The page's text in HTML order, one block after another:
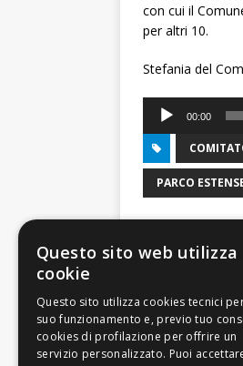
con cui il
per altri 10.
Stefania del
Audio
Player
00:00
PARCO
ARTICOLO
ARTICOLI
Questo sito web utilizza
cookie